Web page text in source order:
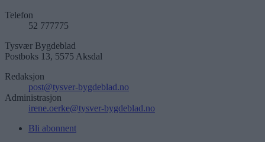
Telefon
52 777775
Tysvær Bygdeblad
Postboks 13, 5575 Aksdal
Redaksjon
post@tysver-bygdeblad.no
Administrasjon
irene.oerke@tysver-bygdeblad.no
Bli abonnent